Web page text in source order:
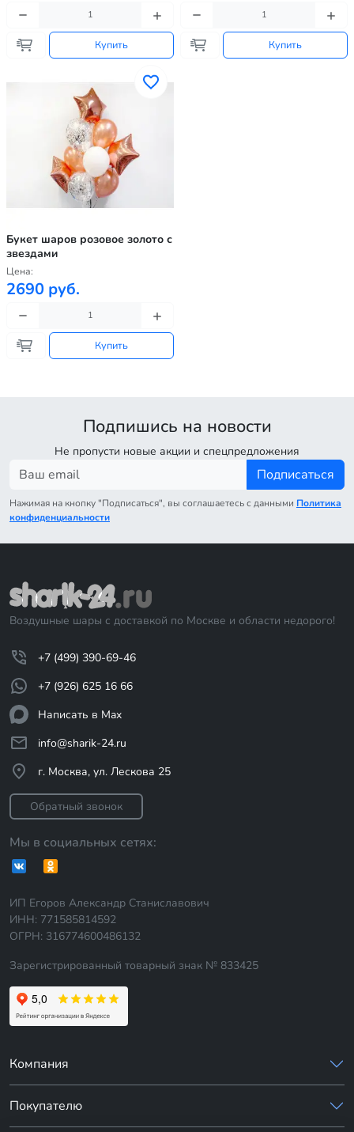
Купить Купить
Букет шаров розовое золото с
звездами
Цена:
2690 руб.
Купить
Подпишись на новости
Не пропусти новые акции и спецпредложения
Подписаться
Нажимая на кнопку "Подписаться", вы соглашаетесь с данными Политика
конфиденциальности
Воздушные шары с доставкой по Москве и области недорого!
+7 (499) 390-69-46
+7 (926) 625 16 66
Написать в Max
info@sharik-24.ru
г. Москва, ул. Лескова 25
Обратный звонок
Мы в социальных сетях:
ИП Егоров Александр Станиславович
ИНН: 771585814592
ОГРН: 316774600486132
Зарегистрированный товарный знак № 833425
Компания
Покупателю